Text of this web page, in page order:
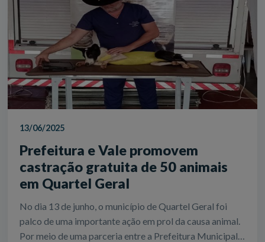
13/06/2025
Prefeitura e Vale promovem
castração gratuita de 50 animais
em Quartel Geral
No dia 13 de junho, o município de Quartel Geral foi
palco de uma importante ação em prol da causa animal.
Por meio de uma parceria entre a Prefeitura Municipal,